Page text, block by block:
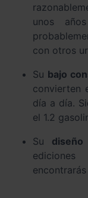
unos
con otros
Su bajo
convierten
día a día.
el 1.2
Su diseño